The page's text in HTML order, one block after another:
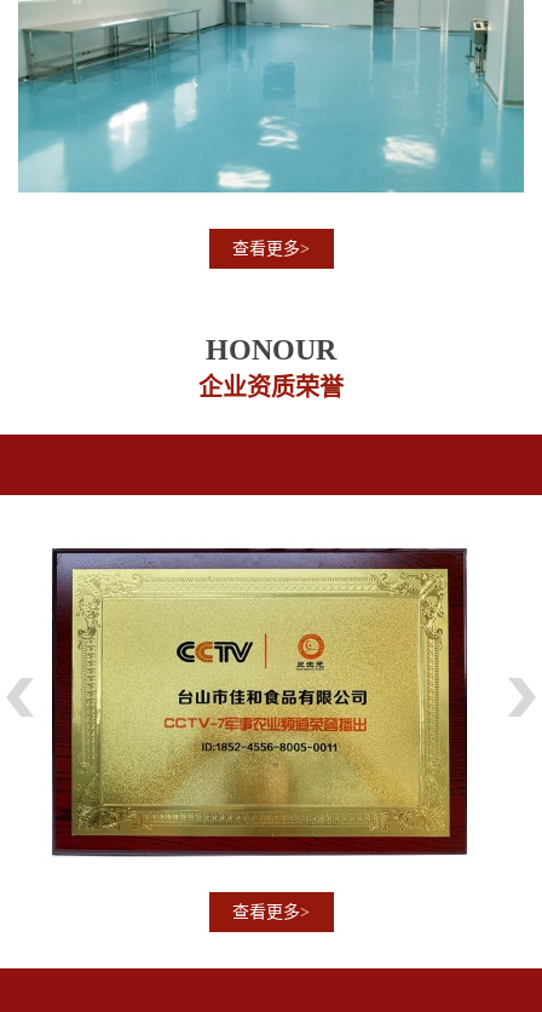
查看更多>
HONOUR
企业资质荣誉
查看更多>